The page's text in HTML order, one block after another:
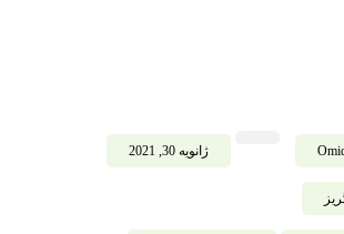
ژانویه 30, 2021